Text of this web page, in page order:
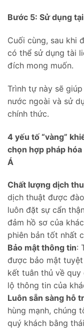
Bước 5: Sử dụng
Cuối cùng, sau khi
có thể sử dụng tài
đích mong muốn.
Trình tự này sẽ
nước ngoài và sử
chính thức.
4 yếu tố “vàng”
chọn hợp pháp
Á
Chất lượng dịch
dịch thuật được
luôn đặt sự cẩn
đảm hồ sơ của
phiên bản tốt nhất
Bảo mật thông tin:
được bảo mật
kết tuân thủ về
lộ thông tin của
Luôn sẵn sàng hỗ
hùng mạnh, chúng
quý khách bằng